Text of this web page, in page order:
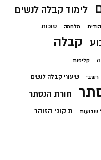
לימוד קבלה לנשים
מלחמה סוכות
קבלה
קליפות
רשבי שיעורי קבלה לנשים
תורת הנסתר
שבועות תיקוני הזוהר